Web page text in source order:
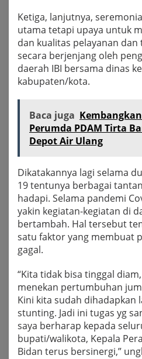
Ketiga, lanjutnya,
utama tetapi upaya untuk
dan kualitas pelayanan
secara berjenjang oleh
daerah IBI bersama dinas
kabupaten/kota.
Baca juga
Perumda PDAM Tirta
Depot Air Ulang
Dikatakannya lagi selama
19 tentunya berbagai
hadapi. Selama pandemi
yakin kegiatan-kegiatan di
bertambah. Hal tersebut
satu faktor yang membuat
gagal.
“Kita tidak bisa tinggal
menekan pertumbuhan
Kini kita sudah dihadapkan
stunting. Jadi ini tugas yg
saya berharap kepada
bupati/walikota, Kepala
Bidan terus bersinergi,”